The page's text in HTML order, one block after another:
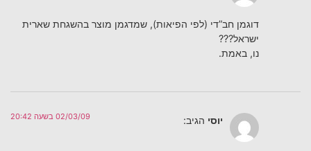
דוגמן חב”די (לפי הפיאות), שמדגמן מוצר בהשגחת שארית
ישראל???
נו, באמת.
יוסי הגיב: 02/03/09 בשעה 20:42